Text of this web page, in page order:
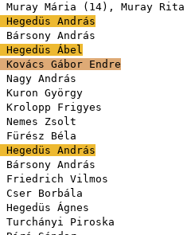
Muray Mária ( 14), Muray Rita
Hegedüs András
Bársony András
Hegedüs Ábel
Kovács Gábor Endre
Nagy András
Kuron György
Krolopp Frigyes
Nemes Zsolt
Fürész Béla
Hegedüs András
Bársony András
Friedrich Vilmos
Cser Borbála
Hegedüs Ágnes
Turchányi Piroska